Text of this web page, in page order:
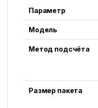
Параметр
Модель
Метод подсчёта
Размер пакета